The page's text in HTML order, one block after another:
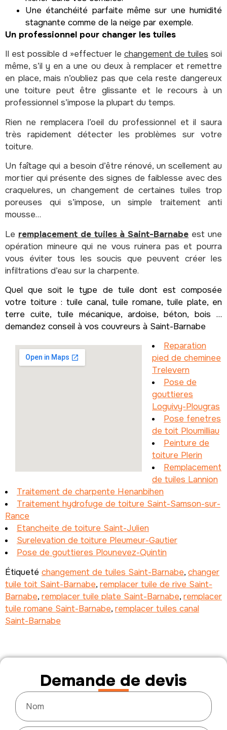
Une étanchéité parfaite même sur une humidité
stagnante comme de la neige par exemple.
Un professionnel pour changer les tuiles
Il est possible d »effectuer le changement de tuiles soi
même, s’il y en a une ou deux à remplacer et remettre
en place, mais n’oubliez pas que cela reste dangereux
une toiture peut être glissante et le recours à un
professionnel s’impose la plupart du temps.
Rien ne remplacera l’oeil du professionnel et il saura
très rapidement détecter les problèmes sur votre
toiture.
Un faîtage qui a besoin d’être rénové, un scellement au
mortier qui présente des signes de faiblesse avec des
craquelures, un changement de certaines tuiles trop
poreuses qui s’impose, un simple traitement anti
mousse…
Le remplacement de tuiles à Saint-Barnabe est une
opération mineure qui ne vous ruinera pas et pourra
vous éviter tous les soucis que peuvent créer les
infiltrations d’eau sur la charpente.
Quel que soit le type de tuile dont est composée
votre toiture : tuile canal, tuile romane, tuile plate, en
terre cuite, tuile mécanique, ardoise, béton, bois …
demandez conseil à vos couvreurs à Saint-Barnabe
Reparation
pied de cheminee
Trelevern
Pose de
gouttieres
Loguivy-Plougras
Pose fenetres
de toit Ploumilliau
Peinture de
toiture Plerin
Remplacement
de tuiles Lannion
Traitement de charpente Henanbihen
Traitement hydrofuge de toiture Saint-Samson-sur-
Rance
Etancheite de toiture Saint-Julien
Surelevation de toiture Pleumeur-Gautier
Pose de gouttieres Plounevez-Quintin
Étiqueté changement de tuiles Saint-Barnabe, changer
tuile toit Saint-Barnabe, remplacer tuile de rive Saint-
Barnabe, remplacer tuile plate Saint-Barnabe, remplacer
tuile romane Saint-Barnabe, remplacer tuiles canal
Saint-Barnabe
Demande de devis